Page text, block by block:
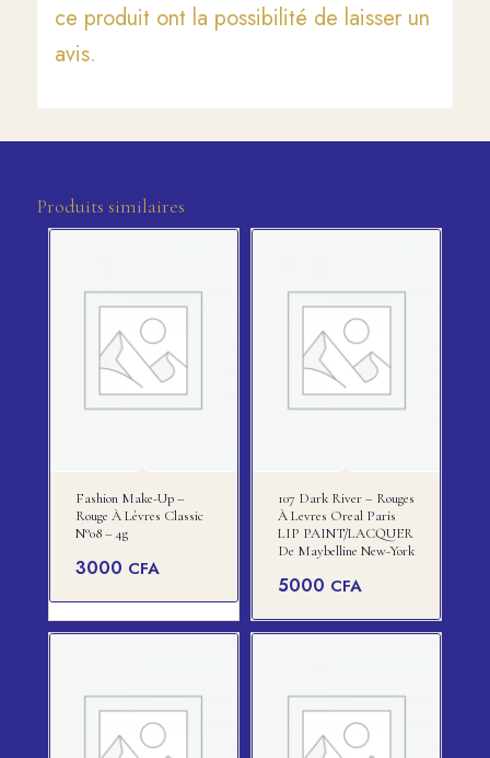
ce produit ont la possibilité de laisser un
avis.
Produits similaires
Fashion Make-Up –
Rouge À Lèvres Classic
N°08 – 4g
3000 CFA
107 Dark River – Rouges
À Levres Oreal Paris
LIP PAINT/LACQUER
De Maybelline New-York
5000 CFA